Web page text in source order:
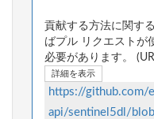
貢献する方法に関す
ばプル リクエストが
必要があります。
詳細を表示
https://github.com/
api/sentinel5dl/